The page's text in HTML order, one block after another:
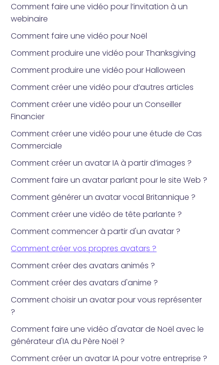
Comment faire une vidéo pour l’invitation à un
webinaire
Comment faire une vidéo pour Noël
Comment produire une vidéo pour Thanksgiving
Comment produire une vidéo pour Halloween
Comment créer une vidéo pour d’autres articles
Comment créer une vidéo pour un Conseiller
Financier
Comment créer une vidéo pour une étude de Cas
Commerciale
Comment créer un avatar IA à partir d’images ?
Comment faire un avatar parlant pour le site Web ?
Comment générer un avatar vocal Britannique ?
Comment créer une vidéo de tête parlante ?
Comment commencer à partir d'un avatar ?
Comment créer vos propres avatars ?
Comment créer des avatars animés ?
Comment créer des avatars d'anime ?
Comment choisir un avatar pour vous représenter
?
Comment faire une vidéo d'avatar de Noël avec le
générateur d'IA du Père Noël ?
Comment créer un avatar IA pour votre entreprise ?